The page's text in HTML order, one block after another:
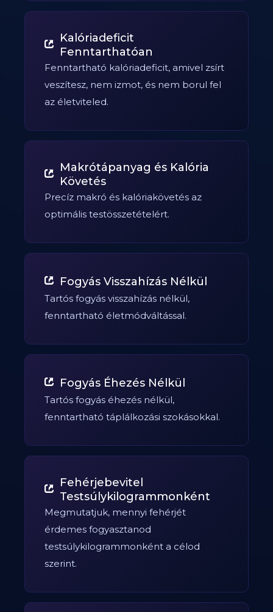
Kalóriadeficit
Fenntarthatóan
Fenntartható kalóriadeficit, amivel zsírt
veszítesz, nem izmot, és nem borul fel
az életviteled.
Makrótápanyag és Kalória
Követés
Precíz makró és kalóriakövetés az
optimális testösszetételért.
Fogyás Visszahízás Nélkül
Tartós fogyás visszahízás nélkül,
fenntartható életmódváltással.
Fogyás Éhezés Nélkül
Tartós fogyás éhezés nélkül,
fenntartható táplálkozási szokásokkal.
Fehérjebevitel
Testsúlykilogrammonként
Megmutatjuk, mennyi fehérjét
érdemes fogyasztanod
testsúlykilogrammonként a célod
szerint.